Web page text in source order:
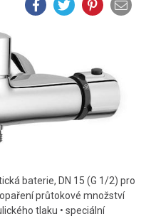
baterie, DN 15 (G 1/2) pro
průtokové množství
tlaku • speciální